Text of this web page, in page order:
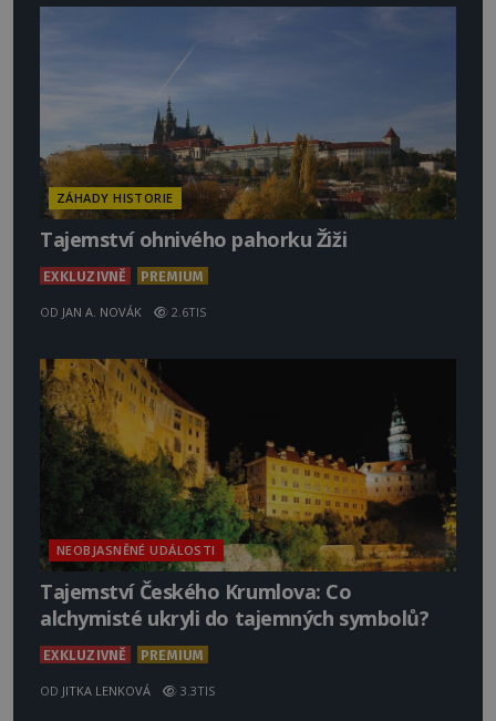
ZÁHADY HISTORIE
Tajemství ohnivého pahorku Žiži
EXKLUZIVNĚ PREMIUM
OD JAN A. NOVÁK 2.6TIS
NEOBJASNĚNÉ UDÁLOSTI
Tajemství Českého Krumlova: Co
alchymisté ukryli do tajemných symbolů?
EXKLUZIVNĚ PREMIUM
OD JITKA LENKOVÁ 3.3TIS